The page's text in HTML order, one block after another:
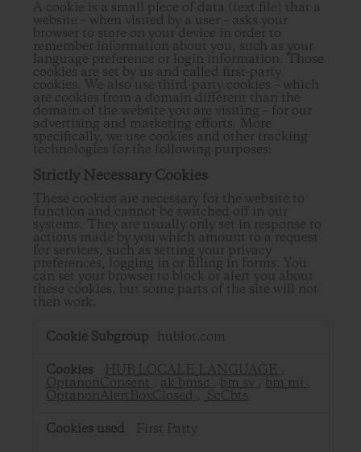
A cookie is a small piece of data (text file) that a
website – when visited by a user – asks your
browser to store on your device in order to
remember information about you, such as your
language preference or login information. Those
cookies are set by us and called first-party
cookies. We also use third-party cookies – which
are cookies from a domain different than the
domain of the website you are visiting – for our
advertising and marketing efforts. More
specifically, we use cookies and other tracking
technologies for the following purposes:
Strictly Necessary Cookies
These cookies are necessary for the website to
function and cannot be switched off in our
systems. They are usually only set in response to
actions made by you which amount to a request
for services, such as setting your privacy
preferences, logging in or filling in forms. You
can set your browser to block or alert you about
these cookies, but some parts of the site will not
then work.
Strictly
Necessary
hublot.com
HUB_LOCALE_LANGUAGE ,
OptanonConsent , ak_bmsc , bm_sv , bm_mi ,
OptanonAlertBoxClosed , _ScCbts
First Party